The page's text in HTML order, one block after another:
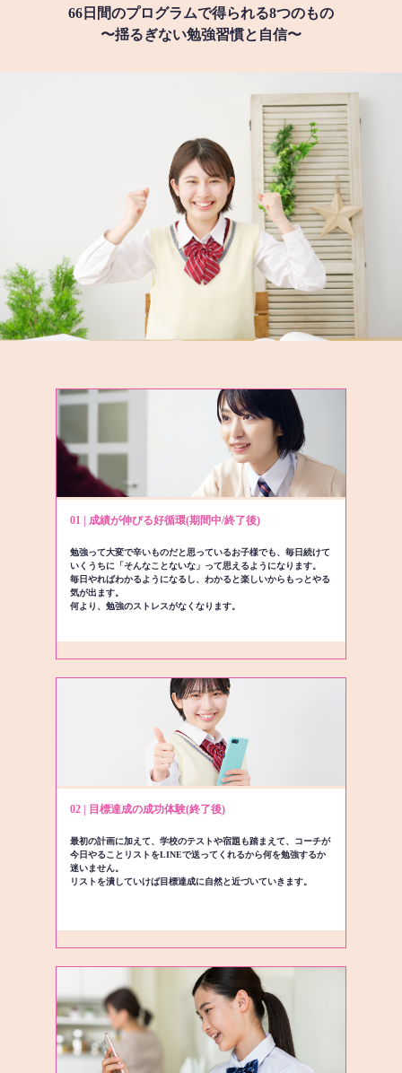
66日間のプログラムで得られる8つのもの
〜揺るぎない勉強習慣と自信〜
01 | 成績が伸びる好循環(期間中/終了後)
勉強って大変で辛いものだと思っているお子様でも、毎日続けて
いくうちに「そんなことないな」って思えるようになります。
毎日やればわかるようになるし、わかると楽しいからもっとやる
気が出ます。
何より、勉強のストレスがなくなります。
02 | 目標達成の成功体験(終了後)
最初の計画に加えて、学校のテストや宿題も踏まえて、コーチが
今日やることリストをLINEで送ってくれるから何を勉強するか
迷いません。
リストを潰していけば目標達成に自然と近づいていきます。